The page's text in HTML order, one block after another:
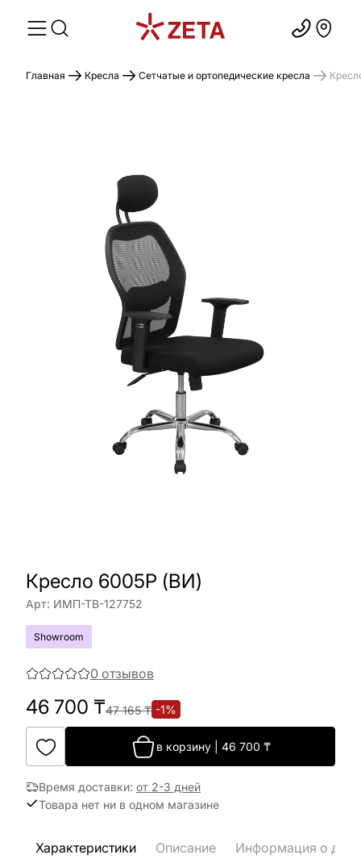
Главная Кресла Сетчатые и ортопедические кресла
Кресло 6005P (ВИ)
Арт: ИМП-ТВ-127752
Showroom
0 отзывов
46 700 ₸47 165₸ -1%
в корзину| 46 700 ₸
Время доставки: от 2-3 дней
Товара нет ни в одном магазине
Характеристики Описание Информация о